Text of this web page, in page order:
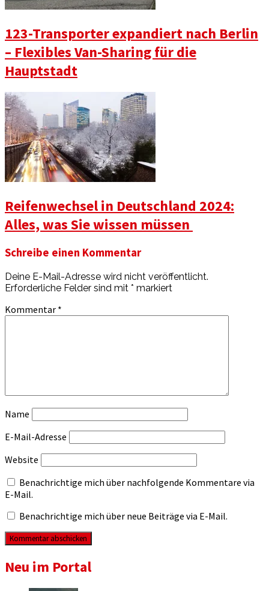
123-Transporter expandiert nach Berlin
– Flexibles Van-Sharing für die
Hauptstadt
Reifenwechsel in Deutschland 2024:
Alles, was Sie wissen müssen
Schreibe einen Kommentar
Deine E-Mail-Adresse wird nicht veröffentlicht.
Erforderliche Felder sind mit * markiert
Kommentar *
Name
E-Mail-Adresse
Website
Benachrichtige mich über nachfolgende Kommentare via
E-Mail.
Benachrichtige mich über neue Beiträge via E-Mail.
Neu im Portal